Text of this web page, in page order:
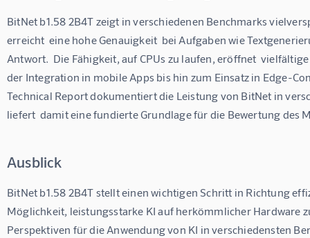
BitNet b1.58 2B4T zeigt in verschiedenen Benchmarks
erreicht  eine hohe Genauigkeit  bei Aufgaben wie
Antwort.  Die Fähigkeit, auf CPUs zu laufen, eröffnet
der Integration in mobile Apps bis hin zum Einsatz in Edge-
Technical Report dokumentiert die Leistung von BitNet in
liefert  damit eine fundierte Grundlage für die Bewertung des
Ausblick
BitNet b1.58 2B4T stellt einen wichtigen Schritt in Richtung
Möglichkeit, leistungsstarke KI auf herkömmlicher Hardware
Perspektiven für die Anwendung von KI in verschiedensten